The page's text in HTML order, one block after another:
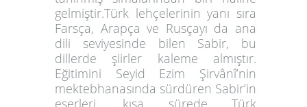
gelmiştir.Türk lehçelerinin yanı sıra
Farsça, Arapça ve Rusçayı da ana
dili seviyesinde bilen Sabir, bu
dillerde şiirler kaleme almıştır.
Eğitimini Seyid Ezim Şirvânî’nin
mektebhanasında sürdüren Sabir’in
eserleri, kısa sürede Türk